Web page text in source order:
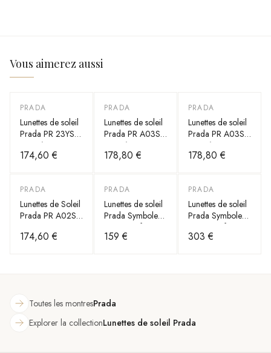
Vous aimerez aussi
PRADA
Lunettes de soleil
Prada PR 23YS
en acétate
174,60 €
PRADA
Lunettes de soleil
Prada PR A03S
en acétate
178,80 €
PRADA
Lunettes de soleil
Prada PR A03S
en acétate
178,80 €
PRADA
Lunettes de Soleil
Prada PR A02S
174,60 €
PRADA
Lunettes de soleil
Prada Symbole
PR 17WS forme
rectangulaire
159 €
PRADA
Lunettes de soleil
Prada Symbole
PR 17WS forme
rectangulaire
303 €
Toutes les montresPrada
Explorer la collectionLunettes de soleil Prada